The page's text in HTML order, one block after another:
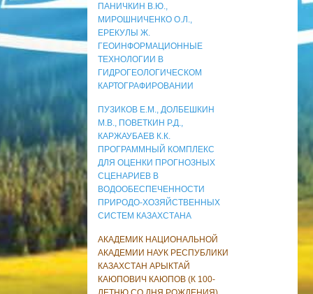
ПАНИЧКИН В.Ю.,
МИРОШНИЧЕНКО О.Л.,
ЕРЕКУЛЫ Ж.
ГЕОИНФОРМАЦИОННЫЕ
ТЕХНОЛОГИИ В
ГИДРОГЕОЛОГИЧЕСКОМ
КАРТОГРАФИРОВАНИИ
ПУЗИКОВ Е.М., ДОЛБЕШКИН
М.В., ПОВЕТКИН Р.Д.,
КАРЖАУБАЕВ К.К.
ПРОГРАММНЫЙ КОМПЛЕКС
ДЛЯ ОЦЕНКИ ПРОГНОЗНЫХ
СЦЕНАРИЕВ В
ВОДООБЕСПЕЧЕННОСТИ
ПРИРОДО-ХОЗЯЙСТВЕННЫХ
СИСТЕМ КАЗАХСТАНА
АКАДЕМИК НАЦИОНАЛЬНОЙ
АКАДЕМИИ НАУК РЕСПУБЛИКИ
КАЗАХСТАН АРЫКТАЙ
КАЮПОВИЧ КАЮПОВ (К 100-